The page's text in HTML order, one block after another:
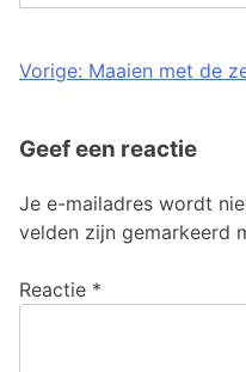
Bericht
Vorige: Maaien met de
Geef een reactie
Je e-mailadres wordt
velden zijn gemarkeerd
Reactie *